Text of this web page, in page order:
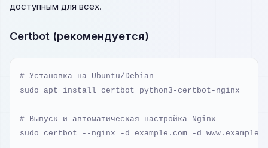
доступным для всех.
Certbot (рекомендуется)
# Установка на Ubuntu/Debian
sudo apt install certbot python3-certbot-nginx
# Выпуск и автоматическая настройка Nginx
sudo certbot --nginx -d example.com -d